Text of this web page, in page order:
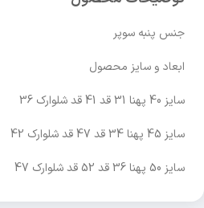
جنس پنبه سوپر
ابعاد و سایز محصول
سایز 40 پهنا 31 قد 41 قد شلوارک 36
سایز 45 پهنا 34 قد 47 قد شلوارک 42
سایز 50 پهنا 36 قد 52 قد شلوارک 47